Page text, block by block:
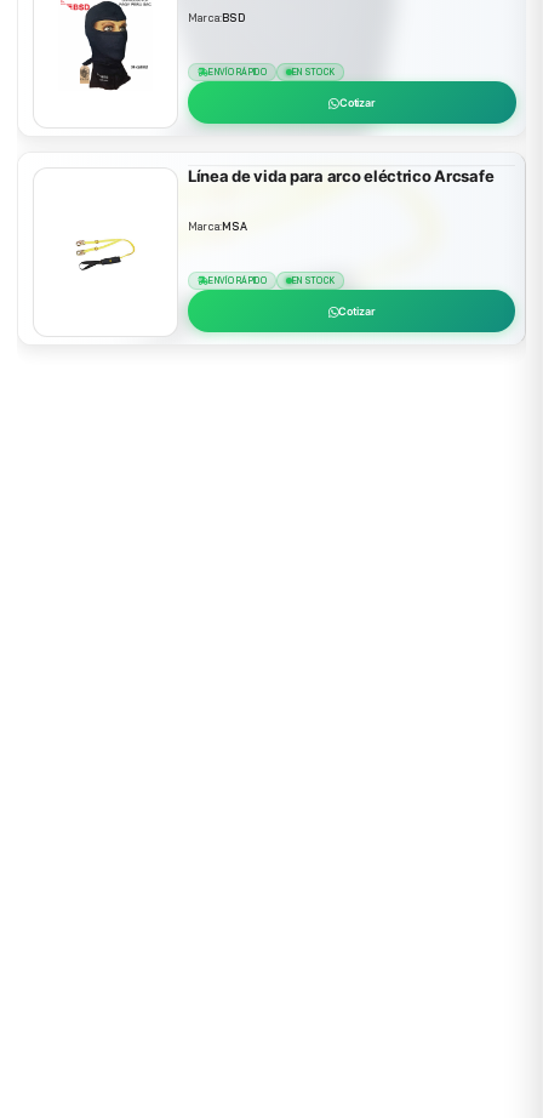
Marca:BSD
ENVÍO RÁPIDO EN STOCK
Cotizar
Línea de vida para arco eléctrico Arcsafe
Marca:MSA
ENVÍO RÁPIDO EN STOCK
Cotizar